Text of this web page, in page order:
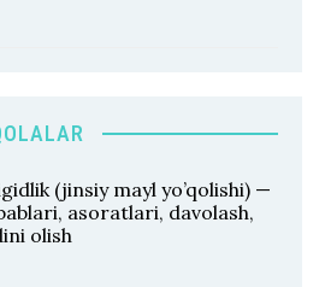
(jinsiy mayl yo’qolishi) —
asoratlari, davolash,
olish